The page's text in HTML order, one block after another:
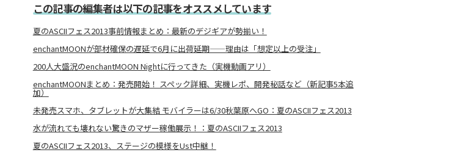
この記事の編集者は以下の記事をオススメしています
夏のASCIIフェス2013事前情報まとめ：最新のデジギアが勢揃い！
enchantMOONが部材確保の遅延で6月に出荷延期——理由は「想定以上の受注」
200人大盛況のenchantMOON Nightに行ってきた（実機動画アリ）
enchantMOONまとめ：発売開始！ スペック詳細、実機レポ、開発秘話など（新記事5本追
加）
未発売スマホ、タブレットが大集結 モバイラーは6/30秋葉原へGO：夏のASCIIフェス2013
水が流れても壊れない驚きのマザー稼働展示！：夏のASCIIフェス2013
夏のASCIIフェス2013、ステージの模様をUst中継！